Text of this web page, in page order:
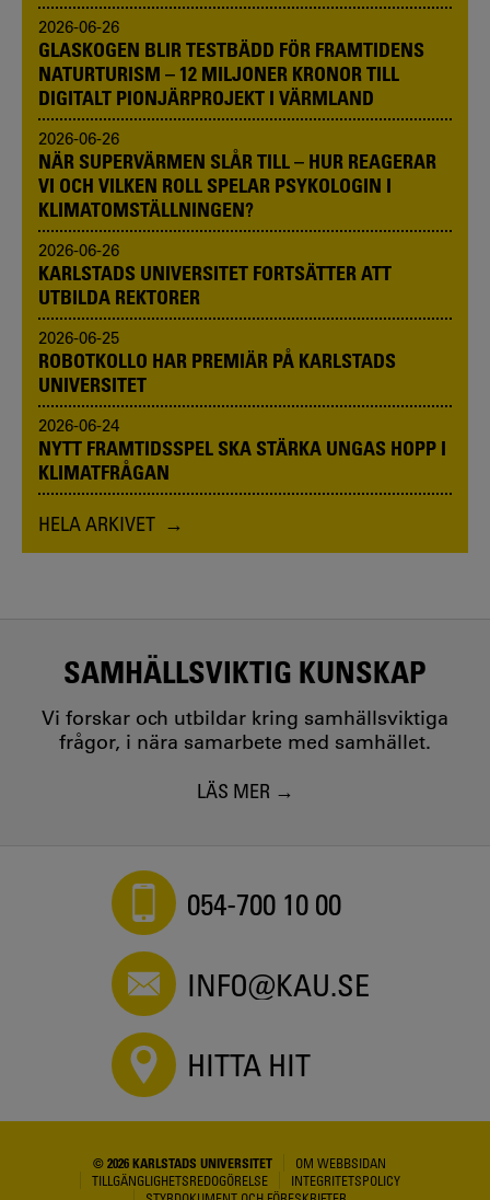
2026-06-26
GLASKOGEN BLIR TESTBÄDD FÖR FRAMTIDENS
NATURTURISM – 12 MILJONER KRONOR TILL
DIGITALT PIONJÄRPROJEKT I VÄRMLAND
2026-06-26
NÄR SUPERVÄRMEN SLÅR TILL – HUR REAGERAR
VI OCH VILKEN ROLL SPELAR PSYKOLOGIN I
KLIMATOMSTÄLLNINGEN?
2026-06-26
KARLSTADS UNIVERSITET FORTSÄTTER ATT
UTBILDA REKTORER
2026-06-25
ROBOTKOLLO HAR PREMIÄR PÅ KARLSTADS
UNIVERSITET
2026-06-24
NYTT FRAMTIDSSPEL SKA STÄRKA UNGAS HOPP I
KLIMATFRÅGAN
HELA ARKIVET
SAMHÄLLSVIKTIG KUNSKAP
Vi forskar och utbildar kring samhällsviktiga
frågor, i nära samarbete med samhället.
LÄS MER
054-700 10 00
INFO@KAU.SE
HITTA HIT
© 2026 KARLSTADS UNIVERSITET
OM WEBBSIDAN
TILLGÄNGLIGHETSREDOGÖRELSE
INTEGRITETSPOLICY